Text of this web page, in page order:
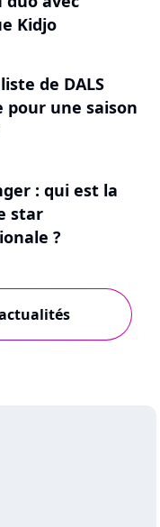
Kidjo
de DALS
pour une saison
: qui est la
star
?